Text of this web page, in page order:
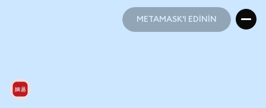
METAMASK'I EDİNİN